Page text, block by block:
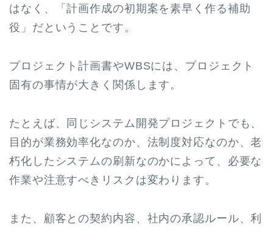
はなく、「計画作成の初期案を素早く作る補助
役」だということです。
プロジェクト計画書やWBSには、プロジェクト
固有の事情が大きく関係します。
たとえば、同じシステム開発プロジェクトでも、
目的が業務効率化なのか、法制度対応なのか、老
朽化したシステムの刷新なのかによって、必要な
作業や注意すべきリスクは変わります。
また、顧客との契約内容、社内の承認ルール、利